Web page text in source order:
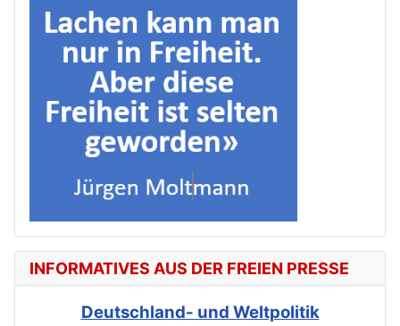
INFORMATIVES AUS DER FREIEN PRESSE
Deutschland- und Weltpolitik